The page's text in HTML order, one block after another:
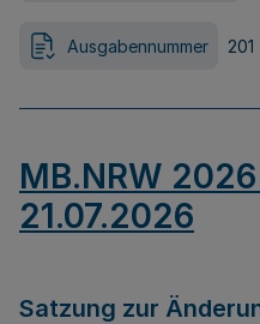
Ausgabennummer 201
MB.NRW
21.07.2026
Satzung zur